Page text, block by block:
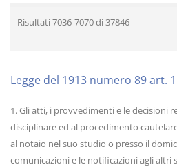
Risultati 7036-7070di 37846
Legge del 1913 numero 89 art.
1. Gli atti, i provvedimenti e le decisioni
disciplinare ed al procedimento
al notaio nel suo studio o presso il
comunicazioni e le notificazioni agli altri